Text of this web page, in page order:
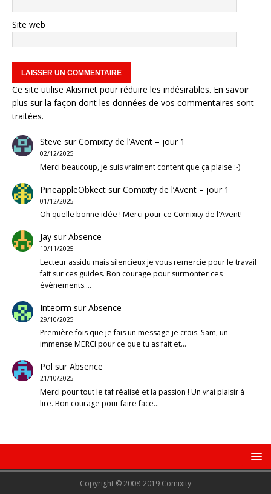
Site web
Ce site utilise Akismet pour réduire les indésirables. En savoir
plus sur la façon dont les données de vos commentaires sont
traitées.
Steve surComixity de l’Avent – jour 1
02/12/2025
Merci beaucoup, je suis vraiment content que ça plaise :-)
PineappleObkectsurComixity de l’Avent – jour 1
01/12/2025
Oh quelle bonne idée ! Merci pour ce Comixity de l'Avent!
JaysurAbsence
10/11/2025
Lecteur assidu mais silencieux je vous remercie pour le travail
fait sur ces guides. Bon courage pour surmonter ces
évènements.…
Inteorm surAbsence
29/10/2025
Première fois que je fais un message je crois. Sam, un
immense MERCI pour ce que tu as fait et…
Pol surAbsence
21/10/2025
Merci pour tout le taf réalisé et la passion ! Un vrai plaisir à
lire. Bon courage pour faire face…
Copyright © 2008-2019 Comixity